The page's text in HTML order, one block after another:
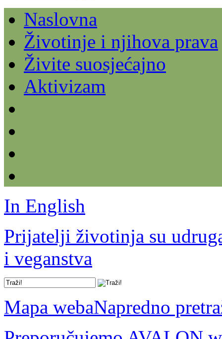
Naslovna
Životinje i njihova prava
Živite suosjećajno
Aktivizam
In English
Prijatelji životinja su
i veganstva
Mapa webaNapredno